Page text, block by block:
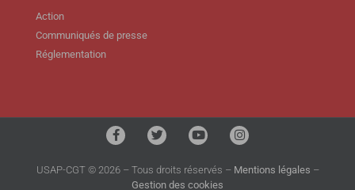
Action
Communiqués de presse
Réglementation
USAP-CGT © 2026 – Tous droits réservés – Mentions légales –
Gestion des cookies